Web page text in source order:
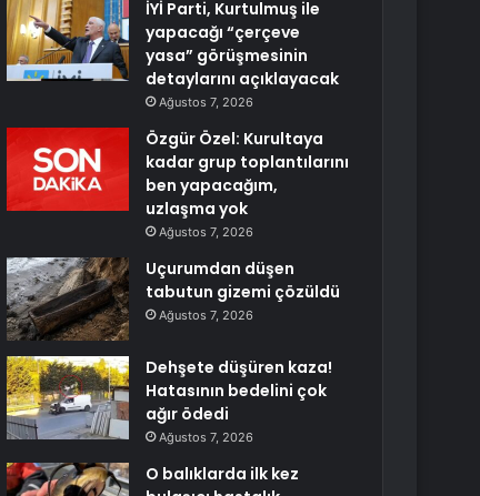
İYİ Parti, Kurtulmuş ile
yapacağı “çerçeve
yasa” görüşmesinin
detaylarını açıklayacak
Ağustos 7, 2026
Özgür Özel: Kurultaya
kadar grup toplantılarını
ben yapacağım,
uzlaşma yok
Ağustos 7, 2026
Uçurumdan düşen
tabutun gizemi çözüldü
Ağustos 7, 2026
Dehşete düşüren kaza!
Hatasının bedelini çok
ağır ödedi
Ağustos 7, 2026
O balıklarda ilk kez